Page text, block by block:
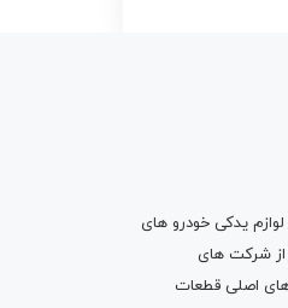
لوازم یدکی خودرو های
یدکی از شرکت های
های اصلی قطعات